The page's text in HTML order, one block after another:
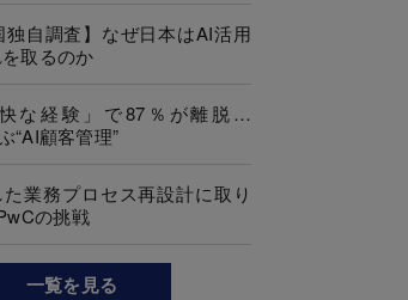
独自調査】なぜ日本はAI活用
取るのか
快な経験」で87％が離脱…
“AI顧客管理”
業務プロセス再設計に取り
の挑戦
一覧を見る